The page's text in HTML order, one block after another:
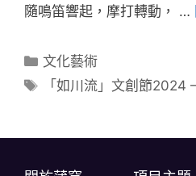
隨鳴笛響起，摩打轉動， …
文化藝術
「如川流」文創節2024